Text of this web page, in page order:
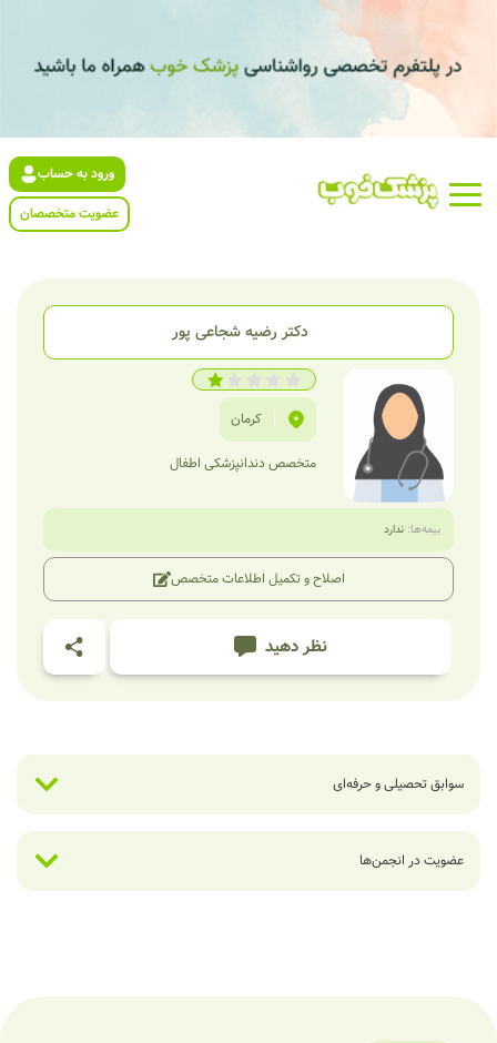
ورود به حساب
عضویت متخصصان
دکتر رضیه شجاعی پور
| کرمان
متخصص دندانپزشکی اطفال
بیمه‌ها: ندارد
اصلاح و تکمیل اطلاعات متخصص
نظر دهید
سوابق تحصیلی و حرفه‌ای
عضویت در انجمن‌ها